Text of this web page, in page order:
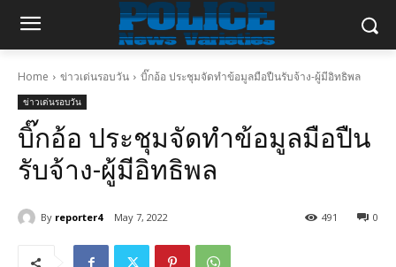
Home ข่าวเด่นรอบวัน บิ๊กอ้อ ประชุมจัดทำข้อมูลมือปืนรับจ้าง-ผู้มีอิทธิพล
ข่าวเด่นรอบวัน
บิ๊กอ้อ ประชุมจัดทำข้อมูลมือปืน
รับจ้าง-ผู้มีอิทธิพล
By reporter4 May 7, 2022 0
491